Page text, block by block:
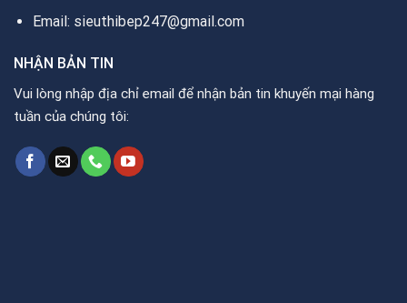
Email: sieuthibep247@gmail.com
NHẬN BẢN TIN
Vui lòng nhập địa chỉ email để nhận bản tin khuyến mại hàng
tuần của chúng tôi: